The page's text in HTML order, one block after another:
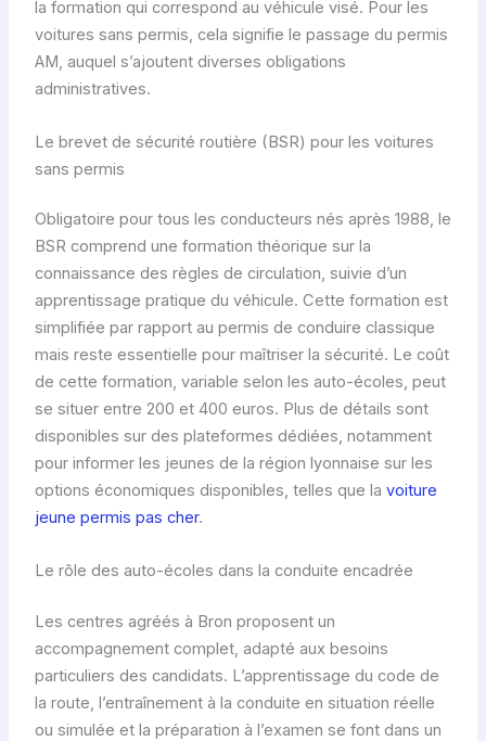
la formation qui correspond au véhicule visé. Pour les
voitures sans permis, cela signifie le passage du permis
AM, auquel s’ajoutent diverses obligations
administratives.
Le brevet de sécurité routière (BSR) pour les voitures
sans permis
Obligatoire pour tous les conducteurs nés après 1988, le
BSR comprend une formation théorique sur la
connaissance des règles de circulation, suivie d’un
apprentissage pratique du véhicule. Cette formation est
simplifiée par rapport au permis de conduire classique
mais reste essentielle pour maîtriser la sécurité. Le coût
de cette formation, variable selon les auto-écoles, peut
se situer entre 200 et 400 euros. Plus de détails sont
disponibles sur des plateformes dédiées, notamment
pour informer les jeunes de la région lyonnaise sur les
options économiques disponibles, telles que la voiture
jeune permis pas cher.
Le rôle des auto-écoles dans la conduite encadrée
Les centres agréés à Bron proposent un
accompagnement complet, adapté aux besoins
particuliers des candidats. L’apprentissage du code de
la route, l’entraînement à la conduite en situation réelle
ou simulée et la préparation à l’examen se font dans un